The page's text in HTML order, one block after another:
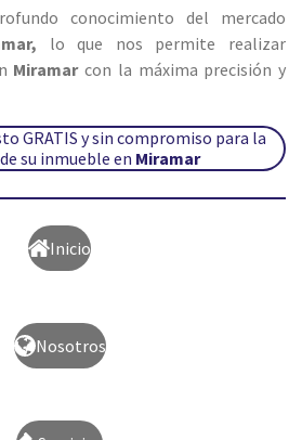
conocimiento del mercado
, lo que nos permite realizar
Miramar con la máxima precisión y
GRATIS y sin compromiso para la
su inmueble en Miramar
Inicio
Nosotros